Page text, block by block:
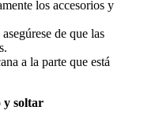
los accesorios y
de que las
a la parte que está
y soltar